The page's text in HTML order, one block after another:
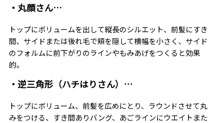
・丸顔さん…
トップにボリュームを出して縦長のシルエット、前髪にすき
間、サイドまたは後れ毛で頬を隠して横幅を小さく、サイド
のフォルムに前下がりのラインやもみあげをつくると効果
的。
・逆三角形（ハチはりさん）…
トップにボリューム、前髪を広めにとり、ラウンドさせて丸
みをつける、すき間ありバング、あごラインにウエイトまた